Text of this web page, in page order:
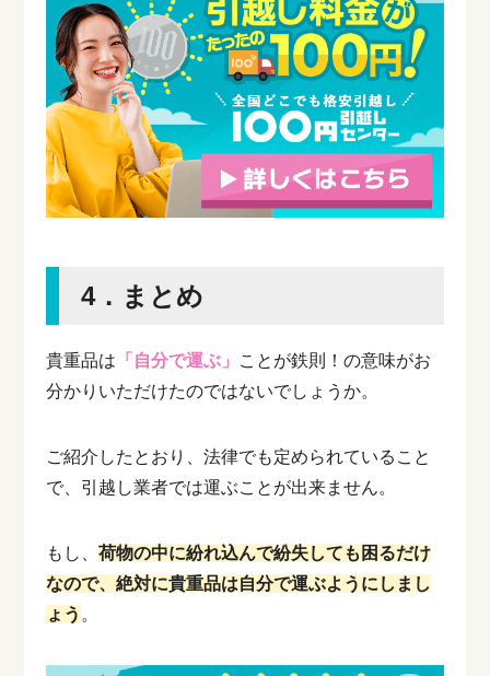
4．まとめ
貴重品は 「自分で運ぶ」 ことが鉄則！の意味がお
分かりいただけたのではないでしょうか。
ご紹介したとおり、法律でも定められていること
で、引越し業者では運ぶことが出来ません。
もし、荷物の中に紛れ込んで紛失しても困るだけ
なので、絶対に貴重品は自分で運ぶようにしまし
ょう 。